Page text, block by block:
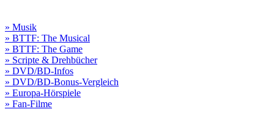
» Musik
» BTTF: The Musical
» BTTF: The Game
» Scripte & Drehbücher
» DVD/BD-Infos
» DVD/BD-Bonus-Vergleich
» Europa-Hörspiele
» Fan-Filme